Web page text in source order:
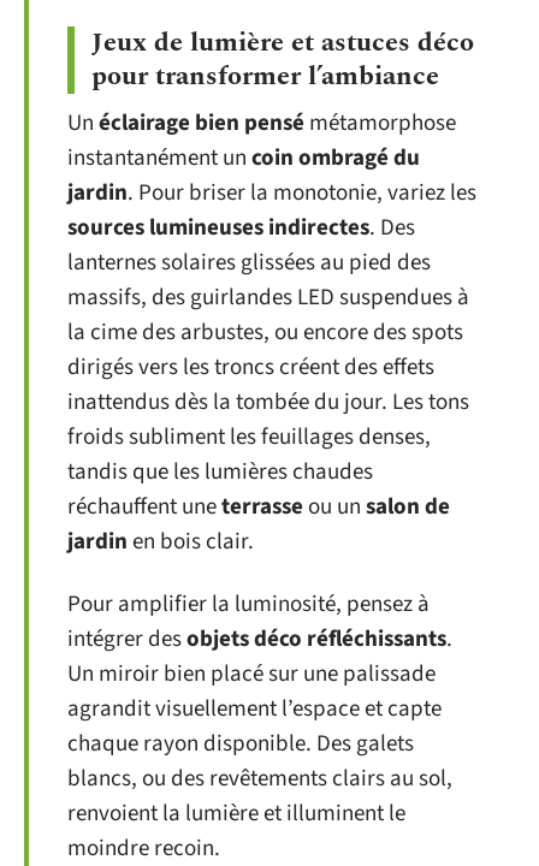
Jeux de lumière et astuces déco
pour transformer l’ambiance
Unéclairage bien pensé métamorphose
instantanément uncoin ombragé du
jardin. Pour briser la monotonie, variez les
sources lumineuses indirectes. Des
lanternes solaires glissées au pied des
massifs, des guirlandes LED suspendues à
la cime des arbustes, ou encore des spots
dirigés vers les troncs créent des effets
inattendus dès la tombée du jour. Les tons
froids subliment les feuillages denses,
tandis que les lumières chaudes
réchauffent uneterrasse ou unsalon de
jardinen bois clair.
Pour amplifier la luminosité, pensez à
intégrer desobjets déco réfléchissants.
Un miroir bien placé sur une palissade
agrandit visuellement l’espace et capte
chaque rayon disponible. Des galets
blancs, ou des revêtements clairs au sol,
renvoient la lumière et illuminent le
moindre recoin.